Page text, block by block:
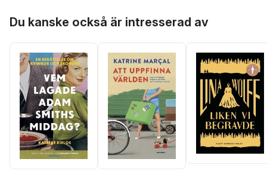
Du kanske också är intresserad av